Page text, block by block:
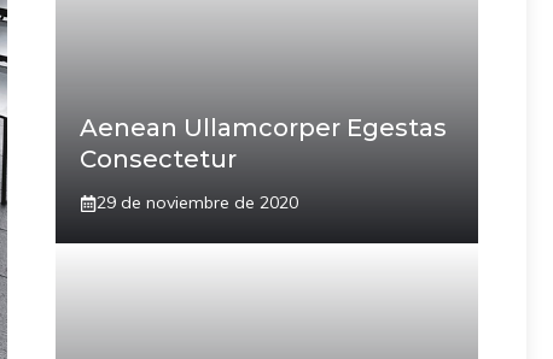
Aenean Ullamcorper Egestas
Consectetur
29 de noviembre de 2020